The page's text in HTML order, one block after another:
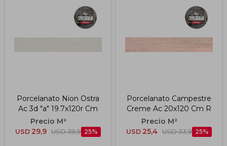
Porcelanato Nion Ostra
Ac 3d "a" 19.7x120r Cm
USD 29,9 USD 39,9 25
Porcelanato Campestre
Creme Ac 20x120 Cm R
USD 25,4 USD 33,9 25